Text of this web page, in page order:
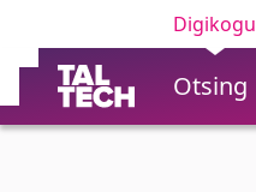
Digikogu
Otsing